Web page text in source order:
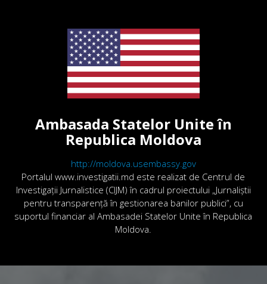
Ambasada Statelor Unite în
Republica Moldova
http://moldova.usembassy.gov
Portalul www.investigatii.md este realizat de Centrul de
Investigații Jurnalistice (CIJM) în cadrul proiectului „Jurnaliștii
pentru transparență în gestionarea banilor publici”, cu
suportul financiar al Ambasadei Statelor Unite în Republica
Moldova.